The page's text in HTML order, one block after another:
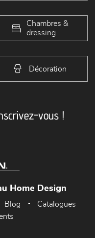
Chambres &
dressing
Décoration
vous !
Home Design
Blog
Catalogues